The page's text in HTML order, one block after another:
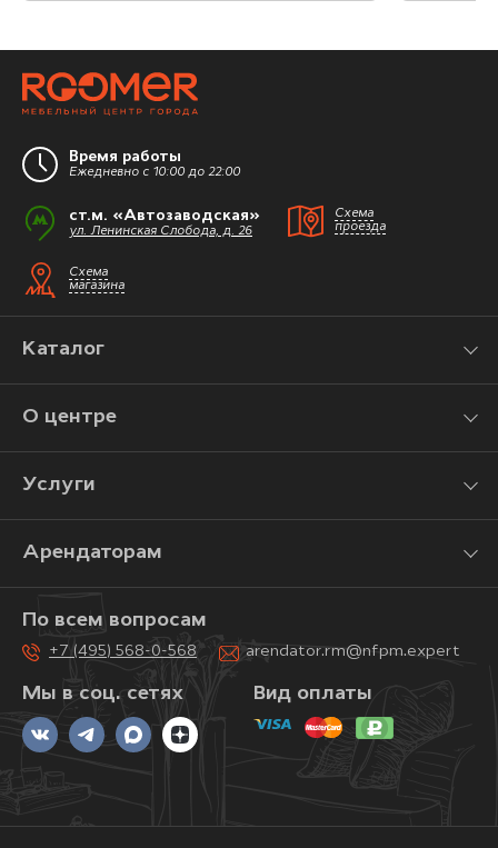
Время работы
Ежедневно с 10:00 до 22:00
ст.м. «Автозаводская»
ул. Ленинская Слобода, д. 26
Схема
проезда
Схема
магазина
Каталог
О центре
Услуги
Арендаторам
Мы в соц. сетях
По всем вопросам
+7 (495) 568-0-568 arendator.rm@nfpm.expert
Вид оплаты